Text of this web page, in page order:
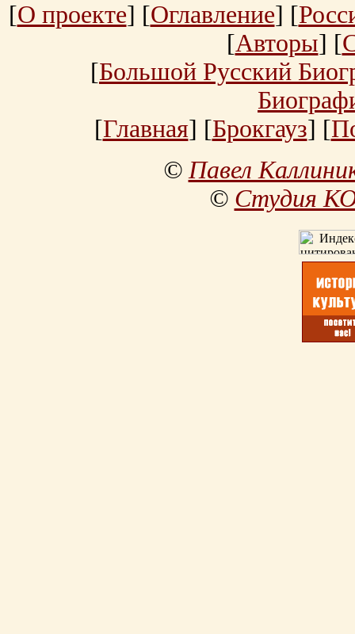
[О проекте] [Оглавление] [
[Авторы] [
[Большой Русский
[Главная] [Брокгауз] [
©Павел
© Студия